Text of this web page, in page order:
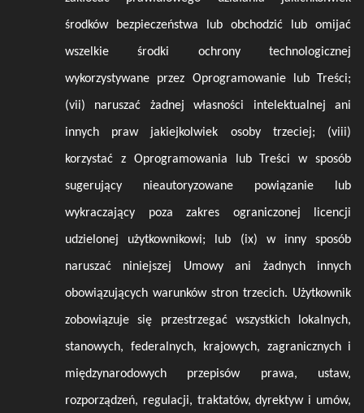
środków bezpieczeństwa lub obchodzić lub omijać
wszelkie środki ochrony technologicznej
wykorzystywane przez Oprogramowanie lub Treści;
(vii) naruszać żadnej własności intelektualnej ani
innych praw jakiejkolwiek osoby trzeciej; (viii)
korzystać z Oprogramowania lub Treści w sposób
sugerujący nieautoryzowane powiązanie lub
wykraczający poza zakres ograniczonej licencji
udzielonej użytkownikowi; lub (ix) w inny sposób
naruszać niniejszej Umowy ani żadnych innych
obowiązujących warunków stron trzecich. Użytkownik
zobowiązuje się przestrzegać wszystkich lokalnych,
stanowych, federalnych, krajowych, zagranicznych i
międzynarodowych przepisów prawa, ustaw,
rozporządzeń, regulacji, traktatów, dyrektyw i umów,